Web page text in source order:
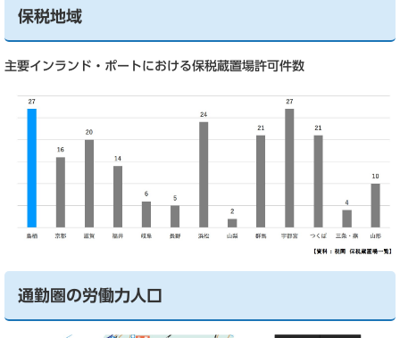
保税地域
主要インランド・ポートにおける保税蔵置場許可件数
通勤圏の労働力人口